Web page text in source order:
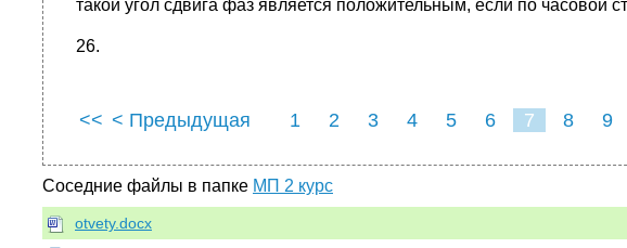
такой угол сдвига фаз является положительным, если по часовой
26.
<< < Предыдущая 1 2 3 4 5 6 7 8 9
Соседние файлы в папке МП 2 курс
otvety.docx